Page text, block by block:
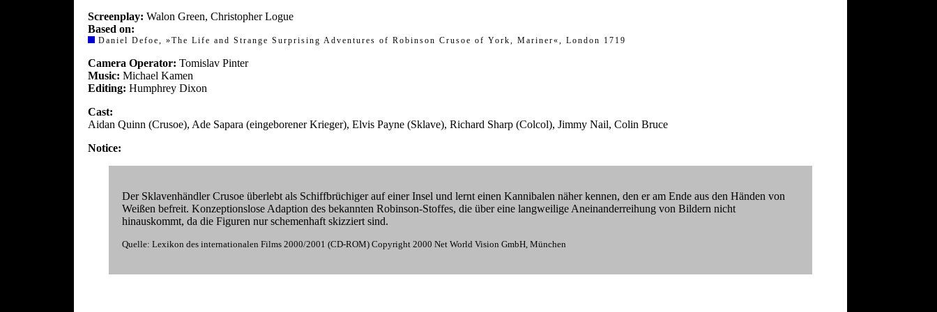
Screenplay: Walon Green, Christopher Logue
Based on:
Daniel Defoe, »The Life and Strange Surprising Adventures of Robinson Crusoe of York, Mariner«, London 1719
Camera Operator: Tomislav Pinter
Music: Michael Kamen
Editing: Humphrey Dixon
Cast:
Aidan Quinn (Crusoe), Ade Sapara (eingeborener Krieger), Elvis Payne (Sklave), Richard Sharp (Colcol), Jimmy Nail, Colin Bruce
Notice:
Der Sklavenhändler Crusoe überlebt als Schiffbrüchiger auf einer Insel und lernt einen Kannibalen näher kennen, den er am Ende aus den Händen von
Weißen befreit. Konzeptionslose Adaption des bekannten Robinson-Stoffes, die über eine langweilige Aneinanderreihung von Bildern nicht
hinauskommt, da die Figuren nur schemenhaft skizziert sind.
Quelle: Lexikon des internationalen Films 2000/2001 (CD-ROM) Copyright 2000 Net World Vision GmbH, München